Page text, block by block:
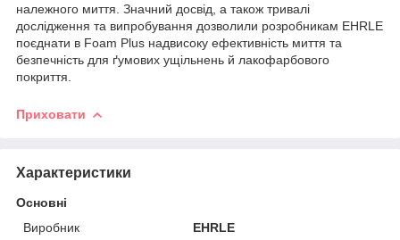
належного миття. Значний досвід, а також тривалі
дослідження та випробування дозволили розробникам EHRLE
поєднати в Foam Plus надвисоку ефективність миття та
безпечність для ґумових ущільнень й лакофарбового
покриття.
Приховати
Характеристики
Основні
Виробник
EHRLE